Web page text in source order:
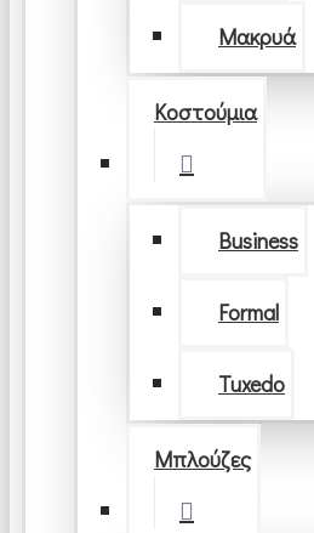
Μακρυά
Κοστούμια
Business
Formal
Tuxedo
Μπλούζες